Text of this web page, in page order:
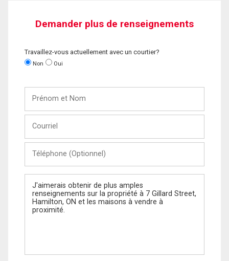
Demander plus de renseignements
Travaillez-vous actuellement avec un courtier?
Non Oui
Nom
(Optionnel)
Message